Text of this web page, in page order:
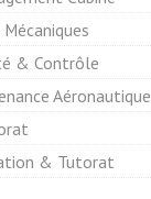
& Contrôle
Aéronautique
& Tutorat